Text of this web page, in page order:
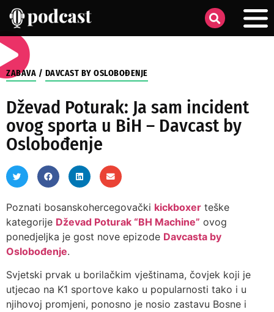
ZABAVA / DAVCAST BY OSLOBOĐENJE
Dževad Poturak: Ja sam incident
ovog sporta u BiH – Davcast by
Oslobođenje
Poznati bosanskohercegovački kickboxer teške
kategorije Dževad Poturak “BH Machine” ovog
ponedjeljka je gost nove epizode Davcasta by
Oslobođenje.
Svjetski prvak u borilačkim vještinama, čovjek koji je
utjecao na K1 sportove kako u popularnosti tako i u
njihovoj promjeni, ponosno je nosio zastavu Bosne i